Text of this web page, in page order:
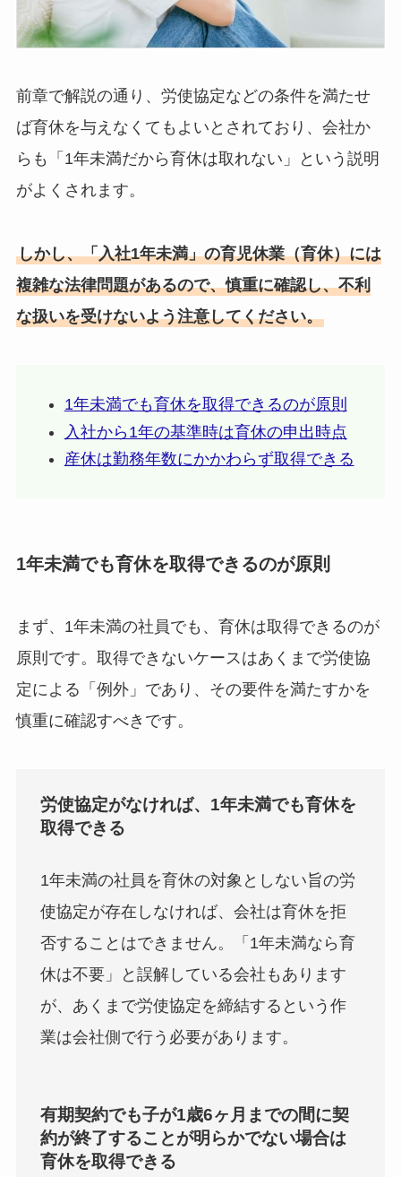
前章で解説の通り、労使協定などの条件を満たせ
ば育休を与えなくてもよいとされており、会社か
らも「1年未満だから育休は取れない」という説明
がよくされます。
しかし、「入社1年未満」の育児休業（育休）には
複雑な法律問題があるので、慎重に確認し、不利
な扱いを受けないよう注意してください。
1年未満でも育休を取得できるのが原則
入社から1年の基準時は育休の申出時点
産休は勤務年数にかかわらず取得できる
1年未満でも育休を取得できるのが原則
まず、1年未満の社員でも、育休は取得できるのが
原則です。取得できないケースはあくまで労使協
定による「例外」であり、その要件を満たすかを
慎重に確認すべきです。
労使協定がなければ、1年未満でも育休を
取得できる
1年未満の社員を育休の対象としない旨の労
使協定が存在しなければ、会社は育休を拒
否することはできません。「1年未満なら育
休は不要」と誤解している会社もあります
が、あくまで労使協定を締結するという作
業は会社側で行う必要があります。
有期契約でも子が1歳6ヶ月までの間に契
約が終了することが明らかでない場合は
育休を取得できる